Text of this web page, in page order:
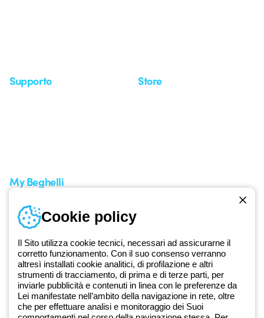
Dal 2025 Beghelli è parte del Gruppo GEWISS, all’interno
dell’ecosistema GEWISS LightZone, dove realizziamo soluzioni di
illuminazione integrate che trasformano la complessità in semplicità,
supportando professionisti e utenti finali nella realizzazione dei loro
Supporto Store
My Beghelli
Accedi o registrati
Formazione
Documentazione e software
Iscriviti alla newsletter
Cookie policy
Il Sito utilizza cookie tecnici, necessari ad assicurarne il
corretto funzionamento. Con il suo consenso verranno
altresì installati cookie analitici, di profilazione e altri
strumenti di tracciamento, di prima e di terze parti, per
inviarle pubblicità e contenuti in linea con le preferenze da
Lei manifestate nell’ambito della navigazione in rete, oltre
che per effettuare analisi e monitoraggio dei Suoi